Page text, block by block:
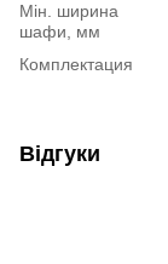
Мін. ширина
шафи, мм
Комплектация
Відгуки